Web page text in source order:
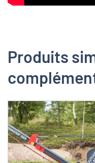
Produits